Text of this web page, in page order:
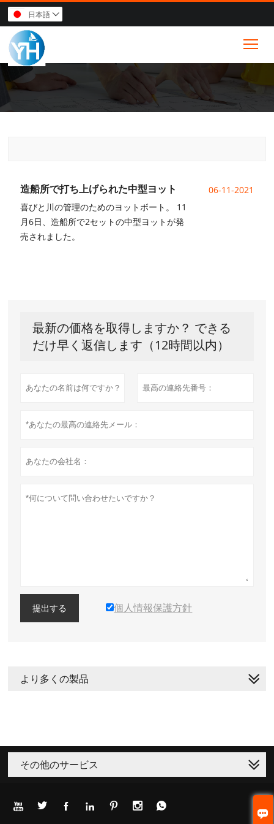

日本語 
06-11-2021
造船所で打ち上げられた中型ヨット
喜びと川の管理のためのヨットボート。 11
月6日、造船所で2セットの中型ヨットが発
売されました。
最新の価格を取得しますか？ できる
だけ早く返信します（12時間以内）
提出する 個人情報保護方針
より多くの製品
その他のサービス
      